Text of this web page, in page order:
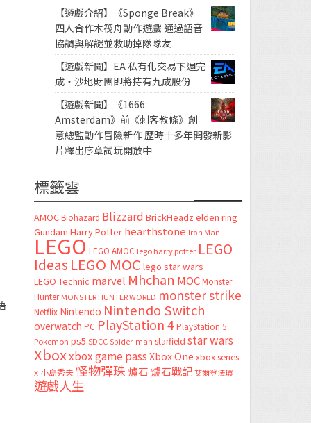
【遊戲介紹】《Sponge Break》
四人合作木筏舟動作遊戲 通過語音
協調與解謎並救助掉隊隊友
【遊戲新聞】EA 私有化交易下週完
成・沙地財團即將持有九成股份
【遊戲新聞】《1666:
Amsterdam》前《刺客教條》創
意總監動作冒險新作 歷時十多年開發新影
片釋出序章試玩開放中
標籤雲
AMOC Biohazard Blizzard BrickHeadz elden ring
Gundam Harry Potter hearthstone Iron Man
LEGO LEGO AMOC lego harry potter LEGO
Ideas LEGO MOC lego star wars
LEGO Technic marvel Mhchan MOC Monster
Hunter MONSTER HUNTER WORLD monster strike
Netflix Nintendo Nintendo Switch
overwatch PC PlayStation 4 PlayStation 5
Pokemon ps5 SDCC Spider-man starfield star wars
Xboxxbox game passXbox One xbox series
x 小島秀夫怪物彈珠 爐石 爐石戰記艾爾登法環
遊戲人生